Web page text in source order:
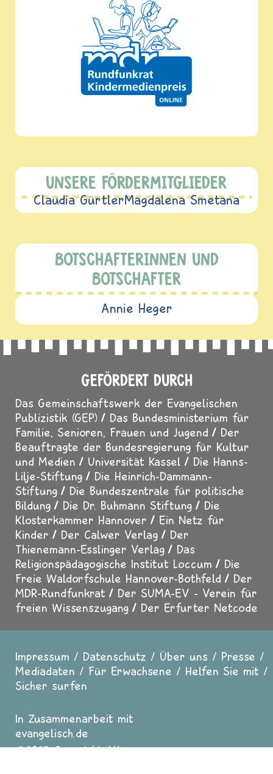
UNSERE FÖRDERMITGLIEDER
Claudia GürtlerMagdalena Smetana
BOTSCHAFTERINNEN UND
BOTSCHAFTER
Annie Heger
GEFÖRDERT DURCH
Das Gemeinschaftswerk der Evangelischen
Publizistik (GEP)
Das Bundesministerium für
Familie, Senioren, Frauen und Jugend
Der
Beauftragte der Bundesregierung für Kultur
und Medien
Universität Kassel
Die Hanns-
Lilje-Stiftung
Die Heinrich-Dammann-
Stiftung
Die Bundeszentrale für politische
Bildung
Die Dr. Buhmann Stiftung
Die
Klosterkammer Hannover
Ein Netz für
Kinder
Der Calwer Verlag
Der
Thienemann-Esslinger Verlag
Das
Religionspädagogische Institut Loccum
Die
Freie Waldorfschule Hannover-Bothfeld
Der
MDR-Rundfunkrat
Der SUMA-EV - Verein für
freien Wissenszugang
Der Erfurter Netcode
Fußzeile
Impressum Datenschutz Über uns
Presse
Mediadaten
Für Erwachsene
Helfen Sie mit
Sicher surfen
In Zusammenarbeit mit
evangelisch.de
2025 Copyright All